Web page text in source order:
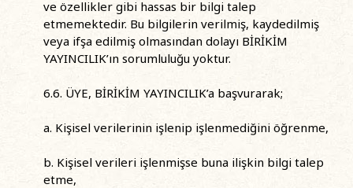
ve özellikler gibi hassas bir bilgi talep
etmemektedir. Bu bilgilerin verilmiş, kaydedilmiş
veya ifşa edilmiş olmasından dolayı BİRİKİM
YAYINCILIK’ın sorumluluğu yoktur.
6.6. ÜYE, BİRİKİM YAYINCILIK’a başvurarak;
a. Kişisel verilerinin işlenip işlenmediğini öğrenme,
b. Kişisel verileri işlenmişse buna ilişkin bilgi talep
etme,